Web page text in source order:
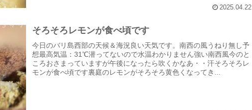
2025.04.22
そろそろレモンが食べ頃です
今日のバリ島西部の天候＆海況良い天気です。南西の風うねり無し予
想最高気温：31℃潜ってないので水温わかりません強い南西風今のと
ころおさまっていますが午後になったら吹くかなあ・・汗そろそろレ
モンが食べ頃です裏庭のレモンがそろそろ黄色くなってき...